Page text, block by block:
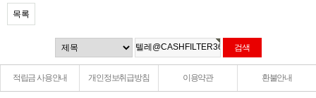
목록
적립금 사용안내 개인정보취급방침 이용약관 환불안내